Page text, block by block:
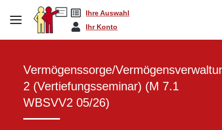
Ihre Auswahl
Ihr Konto
You are here:
Sachkunde Bausteine Vermögenssorge/Verm…
Vermögenssorge/
2 (Vertiefungsseminar) (M 7.1
WBSVV2 05/26)